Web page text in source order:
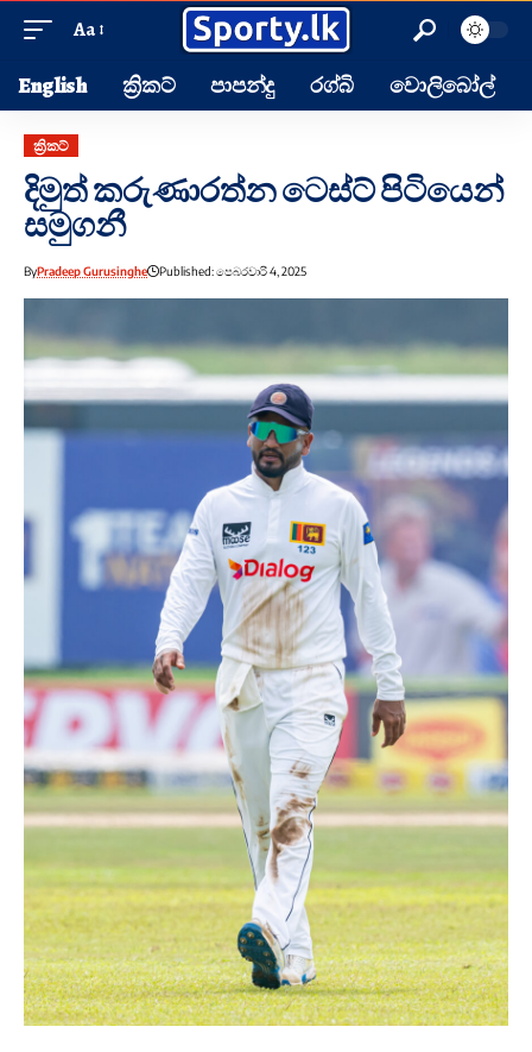
Aa
English ක්‍රිකට් පාපන්දු රග්බි වොලිබෝල්
ක්‍රිකට්
දිමුත් කරුණාරත්න ටෙස්ට් පිටියෙන්
සමුගනී
ByPradeep Gurusinghe Published: පෙබරවාරි 4, 2025